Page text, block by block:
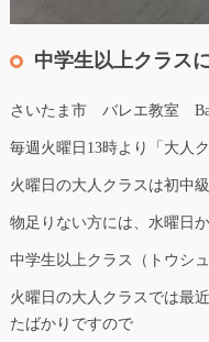
中学生以上クラス
さいたま市 バレエ教室
毎週火曜日13時より「大人
火曜日の大人クラスは初中
物足りない方には、水曜日
中学生以上クラス（トウシ
火曜日の大人クラスでは最
たばかりですので